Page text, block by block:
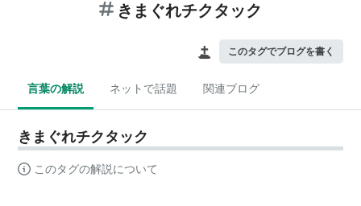
きまぐれチクタック
このタグでブログを書く
言葉の解説 ネットで話題 関連ブログ
きまぐれチクタック
このタグの解説について